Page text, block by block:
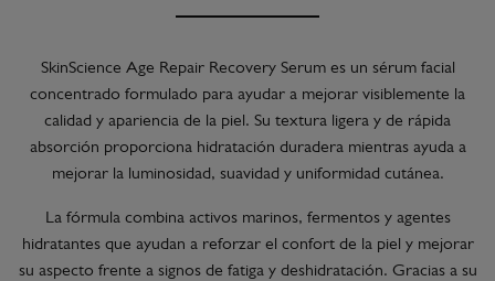
SkinScience Age Repair Recovery Serum es un sérum facial
concentrado formulado para ayudar a mejorar visiblemente la
calidad y apariencia de la piel. Su textura ligera y de rápida
absorción proporciona hidratación duradera mientras ayuda a
mejorar la luminosidad, suavidad y uniformidad cutánea.
La fórmula combina activos marinos, fermentos y agentes
hidratantes que ayudan a reforzar el confort de la piel y mejorar
su aspecto frente a signos de fatiga y deshidratación. Gracias a su